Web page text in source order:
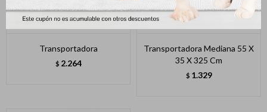
Transportadora
$ 2.264
Transportadora Mediana 55 X
35 X 325 Cm
$ 1.329